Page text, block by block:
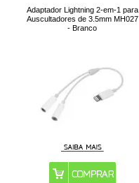
Adaptador Lightning 2-em-1 para
Auscultadores de 3.5mm MH027
- Branco